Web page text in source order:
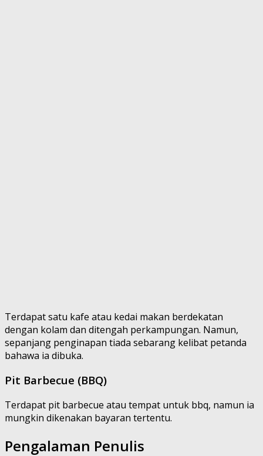
Terdapat satu kafe atau kedai makan berdekatan
dengan kolam dan ditengah perkampungan. Namun,
sepanjang penginapan tiada sebarang kelibat petanda
bahawa ia dibuka.
Pit Barbecue (BBQ)
Terdapat pit barbecue atau tempat untuk bbq, namun ia
mungkin dikenakan bayaran tertentu.
Pengalaman Penulis